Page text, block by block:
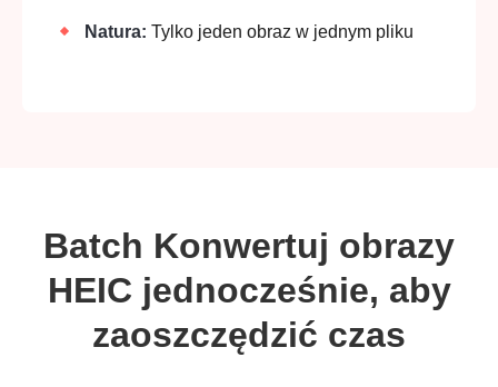
Natura: Tylko jeden obraz w jednym pliku
Batch Konwertuj obrazy
HEIC jednocześnie, aby
zaoszczędzić czas